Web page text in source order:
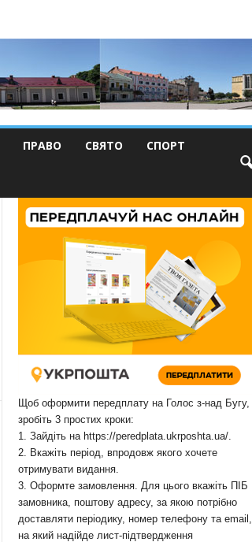
ПРАВО СВЯТО СПОРТ
Щоб оформити передплату на Голос з-над Бугу,
зробіть 3 простих кроки:
1. Зайдіть на https://peredplata.ukrposhta.ua/.
2. Вкажіть період, впродовж якого хочете
отримувати видання.
3. Оформте замовлення. Для цього вкажіть ПІБ
замовника, поштову адресу, за якою потрібно
доставляти періодику, номер телефону та email,
на який надійде лист-підтвердження